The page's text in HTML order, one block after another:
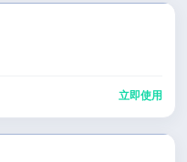
立即使用